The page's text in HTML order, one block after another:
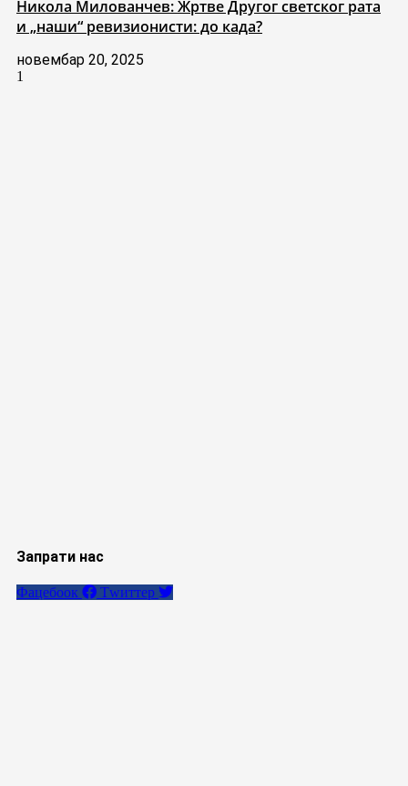
Никола Милованчев: Жртве Другог светског рата
и „наши“ ревизионисти: до када?
новембар 20, 2025
Запрати нас
Фацебоок Тwиттер